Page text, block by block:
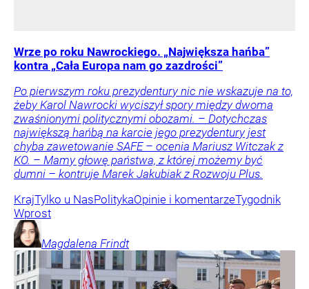
Wrze po roku Nawrockiego. „Największa hańba”
kontra „Cała Europa nam go zazdrości”
Po pierwszym roku prezydentury nic nie wskazuje na to,
żeby Karol Nawrocki wyciszył spory między dwoma
zwaśnionymi politycznymi obozami. – Dotychczas
największą hańbą na karcie jego prezydentury jest
chyba zawetowanie SAFE – ocenia Mariusz Witczak z
KO. – Mamy głowę państwa, z której możemy być
dumni – kontruje Marek Jakubiak z Rozwoju Plus.
KrajTylko u NasPolitykaOpinie i komentarzeTygodnik
Wprost
Magdalena Frindt